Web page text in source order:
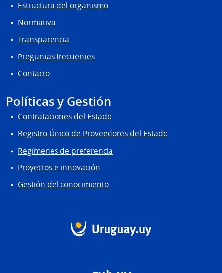
Estructura del organismo
Normativa
Transparencia
Preguntas frecuentes
Contacto
Políticas y Gestión
Contrataciones del Estado
Registro Único de Proveedores del Estado
Regímenes de preferencia
Proyectos e innovación
Gestión del conocimiento